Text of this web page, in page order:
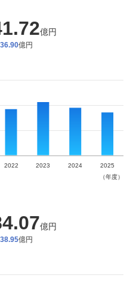
億円
億円
億円
億円